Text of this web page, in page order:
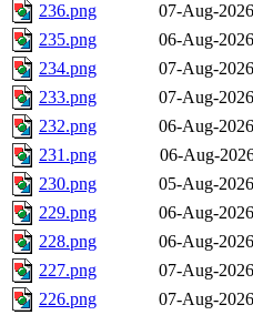
236.png
07-Aug-
235.png
06-Aug-
234.png
07-Aug-
233.png
07-Aug-
232.png
06-Aug-
231.png
06-Aug-
230.png
05-Aug-
229.png
06-Aug-
228.png
06-Aug-
227.png
07-Aug-
226.png
07-Aug-